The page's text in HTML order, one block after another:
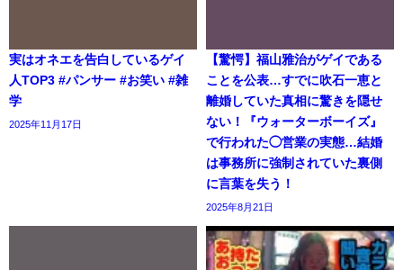
実はオネエを告白しているゲイ
人TOP3 #パンサー #お笑い #雑
学
2025年11月17日
【驚愕】福山雅治がゲイである
ことを公表…すでに吹石一恵と
離婚していた真相に驚きを隠せ
ない！『ウォーターボーイズ』
で行われた◯営業の実態…結婚
は事務所に強制されていた裏側
に言葉を失う！
2025年8月21日